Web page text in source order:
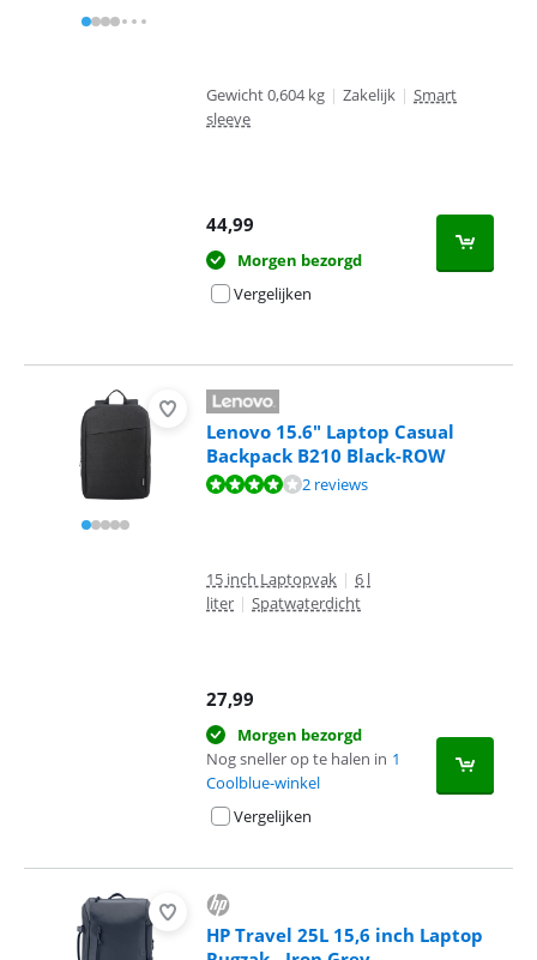
Gewicht 0,604 kg | Zakelijk | Smart
sleeve
44,99
Morgen bezorgd
Vergelijken
Lenovo 15.6" Laptop Casual
Backpack B210 Black-ROW
Beoordeling is 8,2 van de 10, gebaseerd op 2 reviews.
2 reviews
15 inch Laptopvak | 6 l
liter | Spatwaterdicht
27,99
Morgen bezorgd
Nog sneller op te halen in 1
Coolblue-winkel
Vergelijken
HP Travel 25L 15,6 inch Laptop